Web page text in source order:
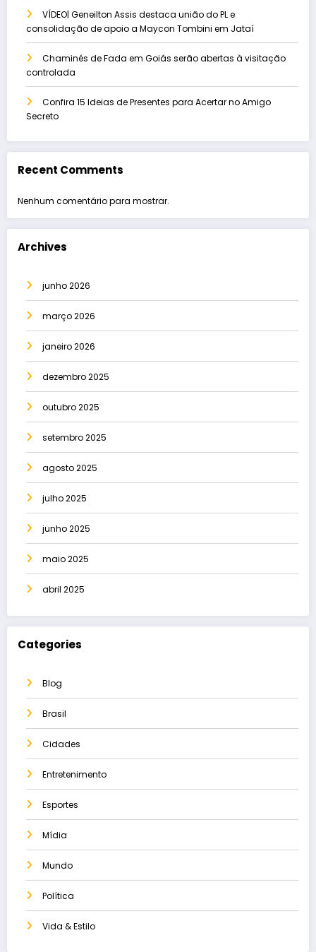
VÍDEO| Geneilton Assis destaca união do PL e
consolidação de apoio a Maycon Tombini em Jataí
Chaminés de Fada em Goiás serão abertas à visitação
controlada
Confira 15 Ideias de Presentes para Acertar no Amigo
Secreto
Recent Comments
Nenhum comentário para mostrar.
Archives
junho 2026
março 2026
janeiro 2026
dezembro 2025
outubro 2025
setembro 2025
agosto 2025
julho 2025
junho 2025
maio 2025
abril 2025
Categories
Blog
Brasil
Cidades
Entretenimento
Esportes
Mídia
Mundo
Política
Vida & Estilo